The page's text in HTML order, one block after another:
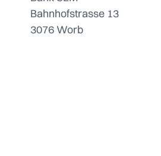
Bahnhofstrasse 13
3076 Worb